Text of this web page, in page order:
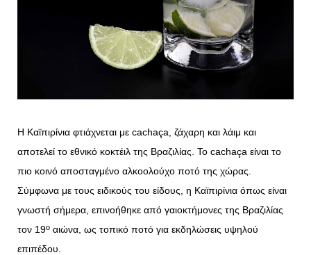
Η Καϊπιρίνια φτιάχνεται με cachaça, ζάχαρη και λάιμ και
αποτελεί το εθνικό κοκτέιλ της Βραζιλίας. Το cachaça είναι το
πιο κοινό αποσταγμένο αλκοολούχο ποτό της χώρας.
Σύμφωνα με τους ειδικούς του είδους, η Καϊπιρίνια όπως είναι
γνωστή σήμερα, επινοήθηκε από γαιοκτήμονες της Βραζιλίας
τον 19ο αιώνα, ως τοπικό ποτό για εκδηλώσεις υψηλού
επιπέδου.